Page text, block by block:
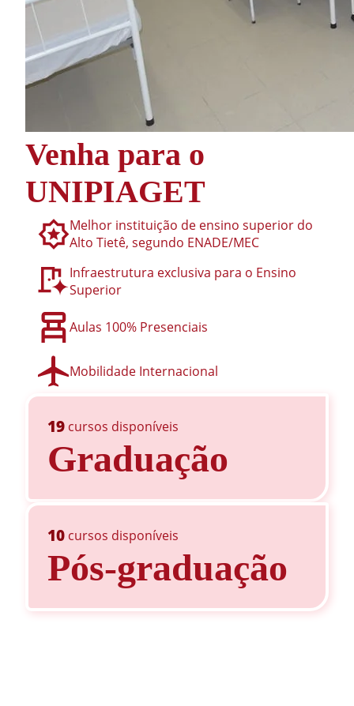
Venha para o
UNIPIAGET
Melhor instituição de ensino superior do
Alto Tietê, segundo ENADE/MEC
Infraestrutura exclusiva para o Ensino
Superior
Aulas 100% Presenciais
Mobilidade Internacional
19 cursos disponíveis
Graduação
10 cursos disponíveis
Pós-graduação